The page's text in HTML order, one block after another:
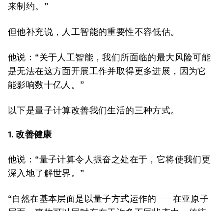
来制约。”
但他补充说，人工智能的重要性不容低估。
他说：“关于人工智能，我们所面临的最大风险可能
是无法在这方面开展工作并取得更多进展，因为它
能影响数十亿人。”
以下是量子计算改善我们生活的三种方式。
1. 改善健康
他说：“量子计算令人振奋之处在于，它将使我们更
深入地了解世界。”
“自然在基本层面是以量子方式运作的——在亚原子